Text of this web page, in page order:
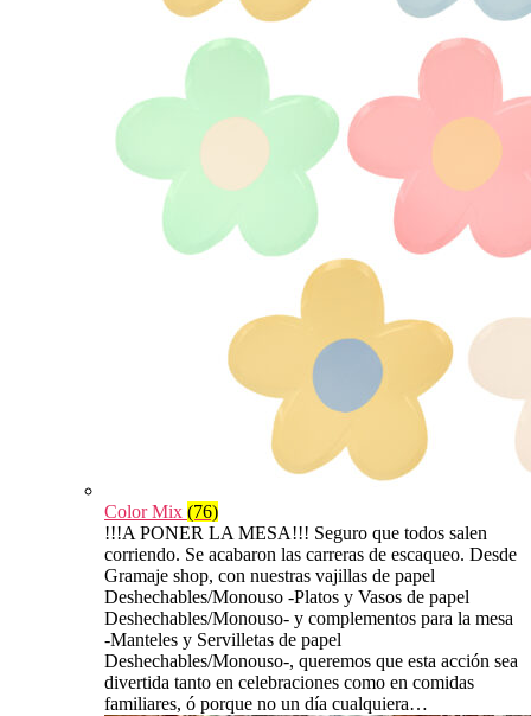
Color Mix (76)
!!!A PONER LA MESA!!! Seguro que todos salen
corriendo. Se acabaron las carreras de escaqueo. Desde
Gramaje shop, con nuestras vajillas de papel
Deshechables/Monouso -Platos y Vasos de papel
Deshechables/Monouso- y complementos para la mesa
-Manteles y Servilletas de papel
Deshechables/Monouso-, queremos que esta acción sea
divertida tanto en celebraciones como en comidas
familiares, ó porque no un día cualquiera…